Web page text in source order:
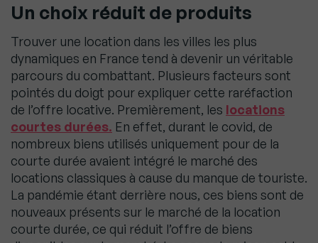
Un choix réduit de produits
Trouver une location dans les villes les plus
dynamiques en France tend à devenir un véritable
parcours du combattant. Plusieurs facteurs sont
pointés du doigt pour expliquer cette raréfaction
de l’offre locative. Premièrement, les locations
courtes durées. En effet, durant le covid, de
nombreux biens utilisés uniquement pour de la
courte durée avaient intégré le marché des
locations classiques à cause du manque de touriste.
La pandémie étant derrière nous, ces biens sont de
nouveaux présents sur le marché de la location
courte durée, ce qui réduit l’offre de biens